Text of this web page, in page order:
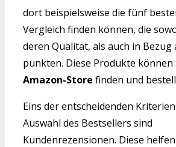
dort beispielsweise die fünf
Vergleich finden können, die
deren Qualität, als auch in Bezug
punkten. Diese Produkte können
Amazon-Store finden und
Eins der entscheidenden
Auswahl des Bestsellers sind
Kundenrezensionen. Diese